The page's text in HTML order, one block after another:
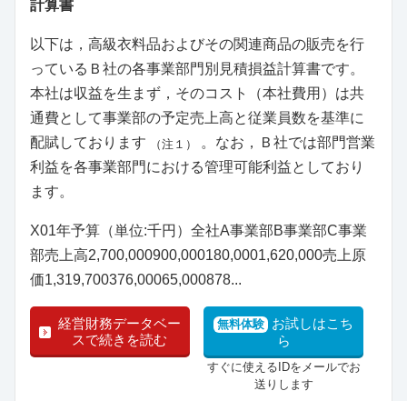
計算書
以下は，高級衣料品およびその関連商品の販売を行
っているＢ社の各事業部門別見積損益計算書です。
本社は収益を生まず，そのコスト（本社費用）は共
通費として事業部の予定売上高と従業員数を基準に
配賦しております
（注１）
。なお，Ｂ社では部門営業
利益を各事業部門における管理可能利益としており
ます。
X01年予算（単位:千円）全社A事業部B事業部C事業
部売上高2,700,000900,000180,0001,620,000売上原
価1,319,700376,00065,000878...
経営財務データベー
スで続きを読む
無料体験 お試しはこち
ら
すぐに使えるIDをメールでお
送りします